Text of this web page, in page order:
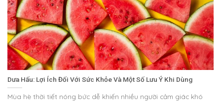
Dưa Hấu: Lợi Ích Đối Với Sức Khỏe Và Một Số Lưu Ý Khi Dùng
Mùa hè thời tiết nóng bức dễ khiến nhiều người cảm giác khó